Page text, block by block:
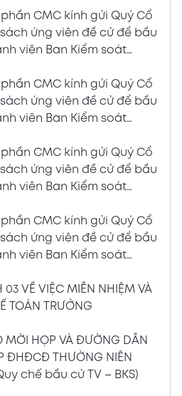
THƯỜNG NIÊN NĂM 2024
và bầu bổ sung TV –
HỌP VÀ ĐƯỜNG DẪN TÀI
THƯỜNG NIÊN NĂM 2024
THƯỜNG NIÊN NĂM 2024
Xem PDF
HỌP VÀ ĐƯỜNG DẪN TÀI
THƯỜNG NIÊN NĂM 2024
Xem PDF
CMC kính gửi Quý Cổ
ứng viên đề cử để bầu
viên Ban Kiểm soát
CMC kính gửi Quý Cổ
ứng viên đề cử để bầu
viên Ban Kiểm soát
CMC kính gửi Quý Cổ
ứng viên đề cử để bầu
viên Ban Kiểm soát
CMC kính gửi Quý Cổ
ứng viên đề cử để bầu
viên Ban Kiểm soát
03 VỀ VIỆC MIỄN NHIỆM VÀ
TOÁN TRƯỞNG
MỜI HỌP VÀ ĐƯỜNG DẪN
ĐHĐCĐ THƯỜNG NIÊN
chế bầu cử TV – BKS)